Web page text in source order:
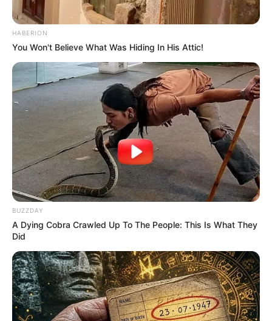
HABERION
You Won't Believe What Was Hiding In His Attic!
BUZZDAY
A Dying Cobra Crawled Up To The People: This Is What They
Did